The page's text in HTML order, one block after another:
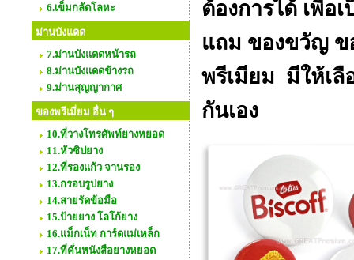
6.เข็มกลัดโลหะ
ม่านบังแดด
7.ม่านบังแดดหน้ารถ
8.ม่านบังแดดข้างรถ
9.ม่านสุญญากาศ
ของพรีเมี่ยม อื่น ๆ
10.ที่วางโทรศัพท์ยางหยอด
11.หัวซิปยาง
12.ที่รองแก้ว จานรอง
13.กรอบรูปยาง
14.สายรัดข้อมือ
15.ป้ายยาง โลโก้ยาง
16.แม็กเน็ท การ์ดแม่เหล็ก
17.ที่คั่นหนังสือยางหยอด
ต้องการได้ เพื่อ
แถม ของขวัญ ข
พรีเมียม มีให้เ
กันเอง